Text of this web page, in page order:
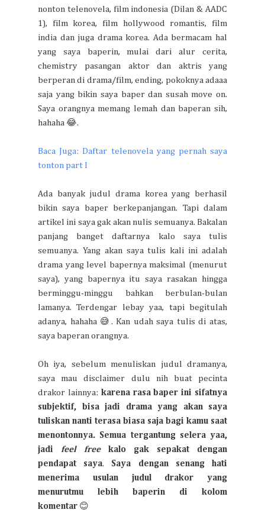
nonton telenovela, film indonesia (Dilan & AADC
1), film korea, film hollywood romantis, film
india dan juga drama korea. Ada bermacam hal
yang saya baperin, mulai dari alur cerita,
chemistry pasangan aktor dan aktris yang
berperan di drama/film, ending, pokoknya adaaa
saja yang bikin saya baper dan susah move on.
Saya orangnya memang lemah dan baperan sih,
hahaha 😂.
Baca Juga: Daftar telenovela yang pernah saya
tonton part I
Ada banyak judul drama korea yang berhasil
bikin saya baper berkepanjangan. Tapi dalam
artikel ini saya gak akan nulis semuanya. Bakalan
panjang banget daftarnya kalo saya tulis
semuanya. Yang akan saya tulis kali ini adalah
drama yang level bapernya maksimal (menurut
saya), yang bapernya itu saya rasakan hingga
berminggu-minggu bahkan berbulan-bulan
lamanya. Terdengar lebay yaa, tapi begitulah
adanya, hahaha 😅. Kan udah saya tulis di atas,
saya baperan orangnya.
Oh iya, sebelum menuliskan judul dramanya,
saya mau disclaimer dulu nih buat pecinta
drakor lainnya: karena rasa baper ini sifatnya
subjektif, bisa jadi drama yang akan saya
tuliskan nanti terasa biasa saja bagi kamu saat
menontonnya. Semua tergantung selera yaa,
jadi feel freekalo gak sepakat dengan
pendapat saya. Saya dengan senang hati
menerima usulan judul drakor yang
menurutmu lebih baperin di kolom
komentar 😊